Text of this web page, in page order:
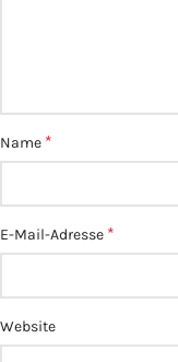
Name *
E-Mail-Adresse *
Website